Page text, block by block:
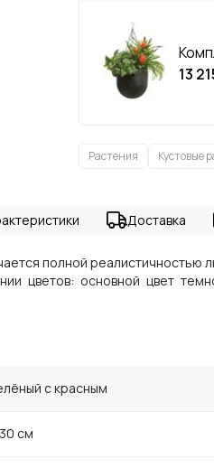
13
Растения Кустовые
Доставка
полной реалистичностью
цветов: основной цвет
с красным
см